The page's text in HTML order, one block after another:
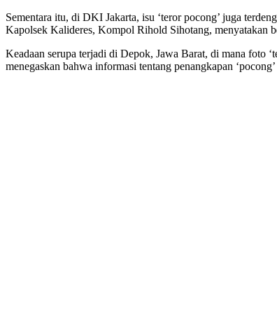
Sementara itu, di DKI Jakarta, isu ‘teror pocong’ juga
Kapolsek Kalideres, Kompol Rihold Sihotang, menyatakan
Keadaan serupa terjadi di Depok, Jawa Barat, di mana foto
menegaskan bahwa informasi tentang penangkapan